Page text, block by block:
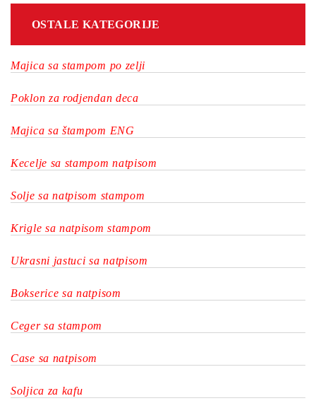
OSTALE KATEGORIJE
Majica sa stampom po zelji
Poklon za rodjendan deca
Majica sa štampom ENG
Kecelje sa stampom natpisom
Solje sa natpisom stampom
Krigle sa natpisom stampom
Ukrasni jastuci sa natpisom
Bokserice sa natpisom
Ceger sa stampom
Case sa natpisom
Soljica za kafu